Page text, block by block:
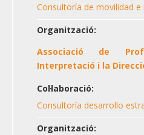
Consultoría de movilidad
Organització:
Associació de
Interpretació i la
Col·laboració:
Consultoría desarrollo
Organització: